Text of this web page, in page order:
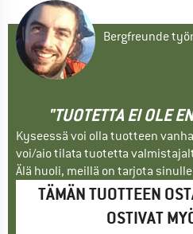
Bergfreunde
"TUOTETTA EI OLE
Kyseessä voi olla tuotteen
voi/aio tilata tuotetta
Älä huoli, meillä on tarjota
TÄMÄN TUOTTEEN
OSTIVAT